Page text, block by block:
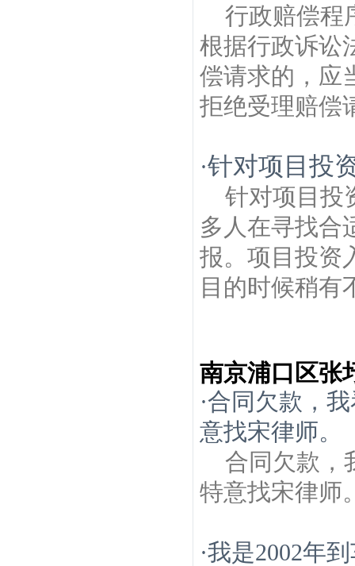
行政赔偿程
根据行政诉讼
偿请求的，应
拒绝受理赔偿
·针对项目投
针对项目投
多人在寻找合
报。项目投资
目的时候稍有
南京浦口区张
·合同欠款，
意找宋律师。
合同欠款，
特意找宋律师
·我是2002年